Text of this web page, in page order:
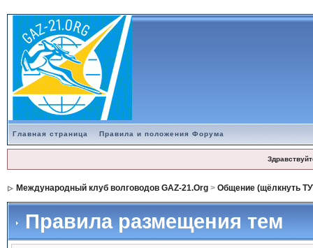
Главная страница Правила и положения Форума
Международный клуб волговодов GAZ-21.Org> Общение (щёлкнуть
Правила размещения тем